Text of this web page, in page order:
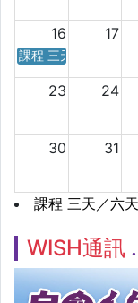
16 17
課程 三天／六天 時間
23 24
30 31
課程 三天／六
WISH通訊